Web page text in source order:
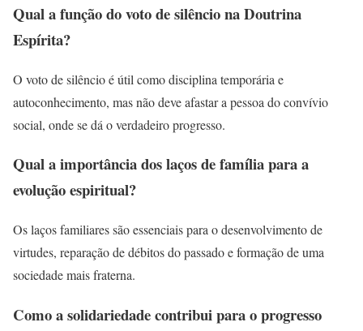
Qual a função do voto de silêncio na Doutrina
Espírita?
O voto de silêncio é útil como disciplina temporária e
autoconhecimento, mas não deve afastar a pessoa do convívio
social, onde se dá o verdadeiro progresso.
Qual a importância dos laços de família para a
evolução espiritual?
Os laços familiares são essenciais para o desenvolvimento de
virtudes, reparação de débitos do passado e formação de uma
sociedade mais fraterna.
Como a solidariedade contribui para o progresso